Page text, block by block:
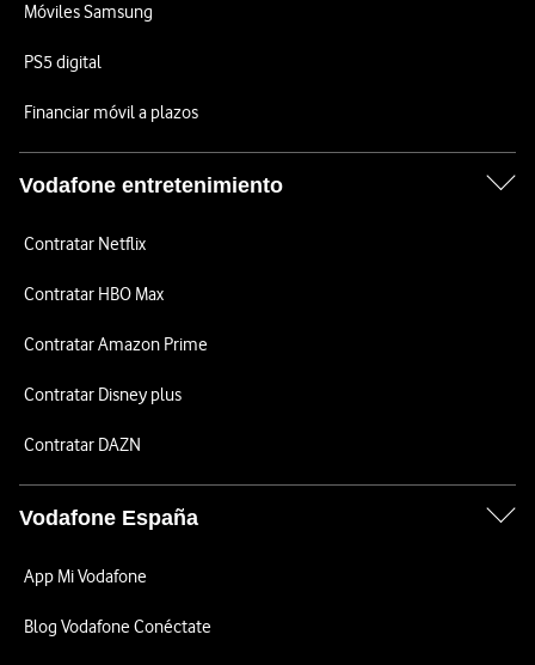
Móviles Samsung
PS5 digital
Financiar móvil a plazos
Vodafone entretenimiento
Contratar Netflix
Contratar HBO Max
Contratar Amazon Prime
Contratar Disney plus
Contratar DAZN
Vodafone España
App Mi Vodafone
Blog Vodafone Conéctate